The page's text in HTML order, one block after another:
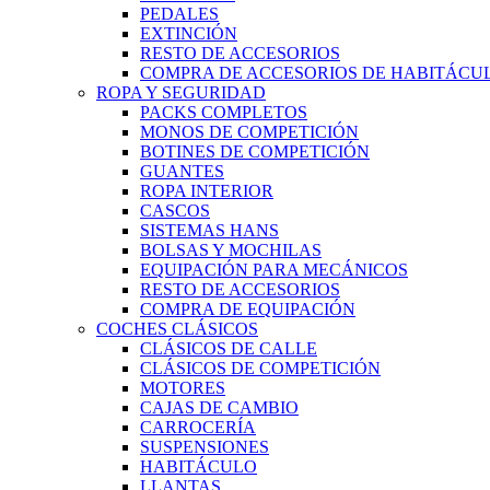
PEDALES
EXTINCIÓN
RESTO DE ACCESORIOS
COMPRA DE ACCESORIOS DE
ROPA Y SEGURIDAD
PACKS COMPLETOS
MONOS DE COMPETICIÓN
BOTINES DE COMPETICIÓN
GUANTES
ROPA INTERIOR
CASCOS
SISTEMAS HANS
BOLSAS Y MOCHILAS
EQUIPACIÓN PARA MECÁNICOS
RESTO DE ACCESORIOS
COMPRA DE EQUIPACIÓN
COCHES CLÁSICOS
CLÁSICOS DE CALLE
CLÁSICOS DE COMPETICIÓN
MOTORES
CAJAS DE CAMBIO
CARROCERÍA
SUSPENSIONES
HABITÁCULO
LLANTAS